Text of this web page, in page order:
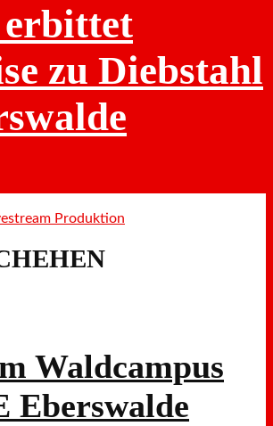
zu Diebstahl
Waldcampus
Eberswalde